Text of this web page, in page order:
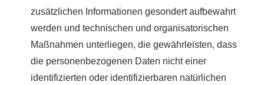
zusätzlichen Informationen gesondert aufbewahrt
werden und technischen und organisatorischen
Maßnahmen unterliegen, die gewährleisten, dass
die personenbezogenen Daten nicht einer
identifizierten oder identifizierbaren natürlichen